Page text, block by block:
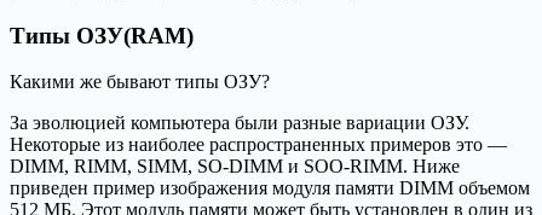
Типы ОЗУ(RAM)
Какими же бывают типы ОЗУ?
За эволюцией компьютера были разные вариации ОЗУ.
Некоторые из наиболее распространенных примеров это —
DIMM, RIMM, SIMM, SO-DIMM и SOO-RIMM. Ниже
приведен пример изображения модуля памяти DIMM объемом
512 МБ. Этот модуль памяти может быть установлен в один из